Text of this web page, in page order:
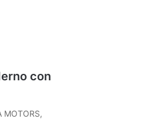
con
MOTORS,